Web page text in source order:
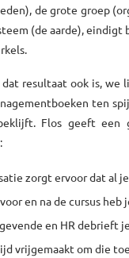
de grote groep
(de aarde),
dat resultaat ook is,
ten
Flos geeft een
zorgt ervoor dat al
en na de cursus
en HR debrieft
vrijgemaakt om die